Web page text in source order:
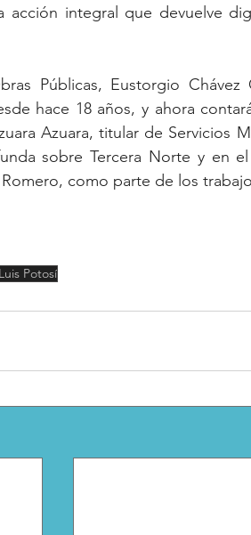
acción integral que devuelve
Públicas, Eustorgio
hace 18 años, y ahora
Azuara, titular de Servicios
sobre Tercera Norte y en
como parte de los
Potosí